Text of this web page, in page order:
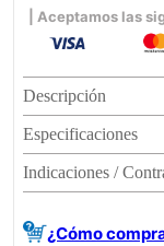
| Aceptamos las
Descripción
Especificaciones
Indicaciones /
¿Cómo